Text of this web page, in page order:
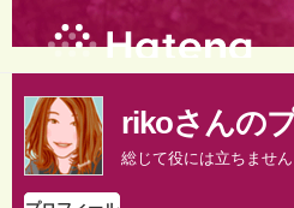
rikoさんの
総じて役には立ちません